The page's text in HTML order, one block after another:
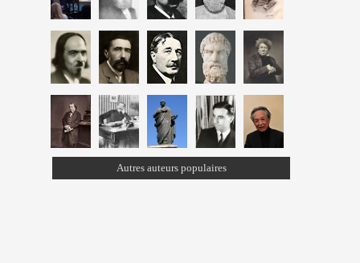
Autres auteurs populaires